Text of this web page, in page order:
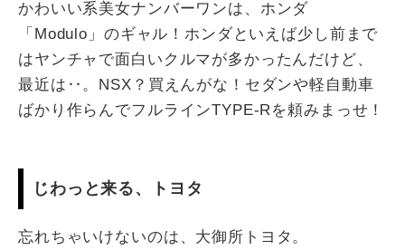
かわいい系美女ナンバーワンは、ホンダ
「Modulo」のギャル！ホンダといえば少し前まで
はヤンチャで面白いクルマが多かったんだけど、
最近は‥。NSX？買えんがな！セダンや軽自動車
ばかり作らんでフルラインTYPE-Rを頼みまっせ！
じわっと来る、トヨタ
忘れちゃいけないのは、大御所トヨタ。